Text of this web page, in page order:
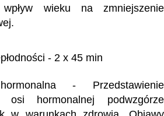
wpływ wieku na zmniejszenie
- 2 x 45 min
- Przedstawienie
osi hormonalnej podwzgórze